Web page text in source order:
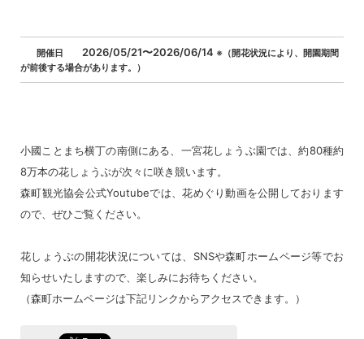
開催日 2026/05/21〜2026/06/14 ※（開花状況により、開園期間
が前後する場合があります。）
小國ことまち横丁の南側にある、一宮花しょうぶ園では、約80種約
8万本の花しょうぶが次々に咲き競います。
森町観光協会公式Youtubeでは、花めぐり動画を公開しております
ので、ぜひご覧ください。
花しょうぶの開花状況については、SNSや森町ホームページ等でお
知らせいたしますので、楽しみにお待ちください。
（森町ホームページは下記リンクからアクセスできます。）